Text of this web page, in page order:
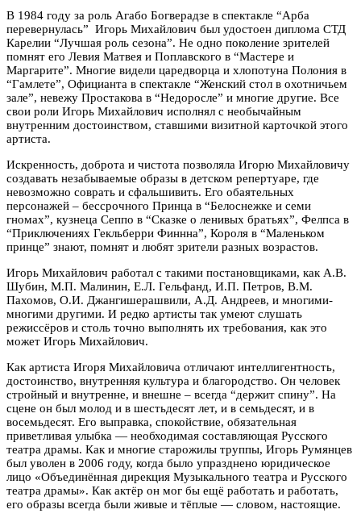
В 1984 году за роль Агабо Богверадзе в спектакле “Арба
перевернулась” Игорь Михайлович был удостоен диплома СТД
Карелии “Лучшая роль сезона”. Не одно поколение зрителей
помнят его Левия Матвея и Поплавского в “Мастере и
Маргарите”. Многие видели царедворца и хлопотуна Полония в
“Гамлете”, Официанта в спектакле “Женский стол в охотничьем
зале”, невежу Простакова в “Недоросле” и многие другие. Все
свои роли Игорь Михайлович исполнял с необычайным
внутренним достоинством, ставшими визитной карточкой этого
артиста.
Искренность, доброта и чистота позволяла Игорю Михайловичу
создавать незабываемые образы в детском репертуаре, где
невозможно соврать и сфальшивить. Его обаятельных
персонажей – бессрочного Принца в “Белоснежке и семи
гномах”, кузнеца Сеппо в “Сказке о ленивых братьях”, Фелпса в
“Приключениях Гекльберри Финнна”, Короля в “Маленьком
принце” знают, помнят и любят зрители разных возрастов.
Игорь Михайлович работал с такими постановщиками, как А.В.
Шубин, М.П. Малинин, Е.Л. Гельфанд, И.П. Петров, В.М.
Пахомов, О.И. Джангишерашвили, А.Д. Андреев, и многими-
многими другими. И редко артисты так умеют слушать
режиссёров и столь точно выполнять их требования, как это
может Игорь Михайлович.
Как артиста Игоря Михайловича отличают интеллигентность,
достоинство, внутренняя культура и благородство. Он человек
стройный и внутренне, и внешне – всегда “держит спину”. На
сцене он был молод и в шестьдесят лет, и в семьдесят, и в
восемьдесят. Его выправка, спокойствие, обязательная
приветливая улыбка — необходимая составляющая Русского
театра драмы. Как и многие старожилы труппы, Игорь Румянцев
был уволен в 2006 году, когда было упразднено юридическое
лицо «Объединённая дирекция Музыкального театра и Русского
театра драмы». Как актёр он мог бы ещё работать и работать,
его образы всегда были живые и тёплые — словом, настоящие.